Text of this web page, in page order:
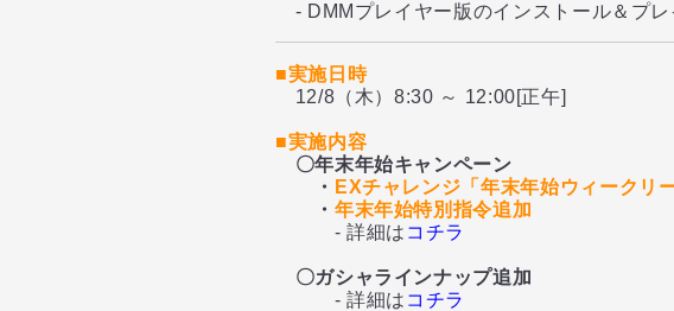
- DMMプレイヤー版のインストール＆プレ
■実施日時
12/8（木）8:30 ～ 12:00[正午]
■実施内容
〇年末年始キャンペーン
・ EXチャレンジ「年末年始ウィークリ
・ 年末年始特別指令追加
- 詳細は コチラ
〇ガシャラインナップ追加
- 詳細は コチラ